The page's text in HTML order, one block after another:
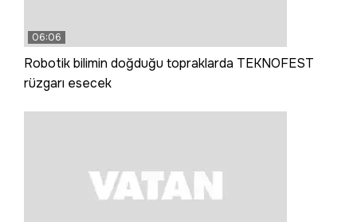
06:06
Robotik bilimin doğduğu topraklarda TEKNOFEST
rüzgarı esecek